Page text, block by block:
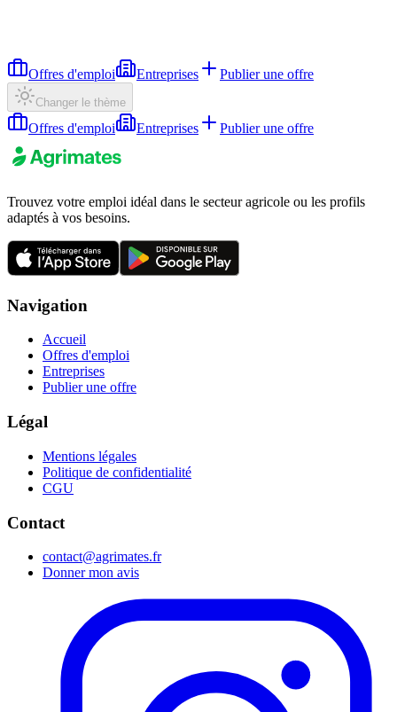
Offres d'emploi Entreprises Publier une offre
Changer le thème
Offres d'emploi Entreprises Publier une offre
Trouvez votre emploi idéal dans le secteur agricole ou les profils
adaptés à vos besoins.
Navigation
Accueil
Offres d'emploi
Entreprises
Publier une offre
Légal
Mentions légales
Politique de confidentialité
CGU
Contact
contact@agrimates.fr
Donner mon avis